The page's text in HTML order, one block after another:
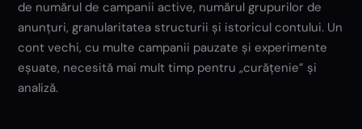
de numărul de campanii active, numărul grupurilor de
anunțuri, granularitatea structurii și istoricul contului. Un
cont vechi, cu multe campanii pauzate și experimente
eșuate, necesită mai mult timp pentru „curățenie” și
analiză.